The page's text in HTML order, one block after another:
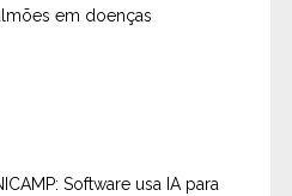
em doenças
Software usa IA para